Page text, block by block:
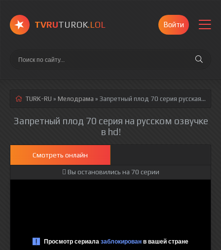
TVRUTUROK.LOL Войти
TURK-RU » Мелодрама » Запретный плод 70 серия русская озвучка полностью смотреть онлайн!
Запретный плод 70 серия на русском озвучке
в hd!
Смотреть онлайн
Вы остановились на 70 серии